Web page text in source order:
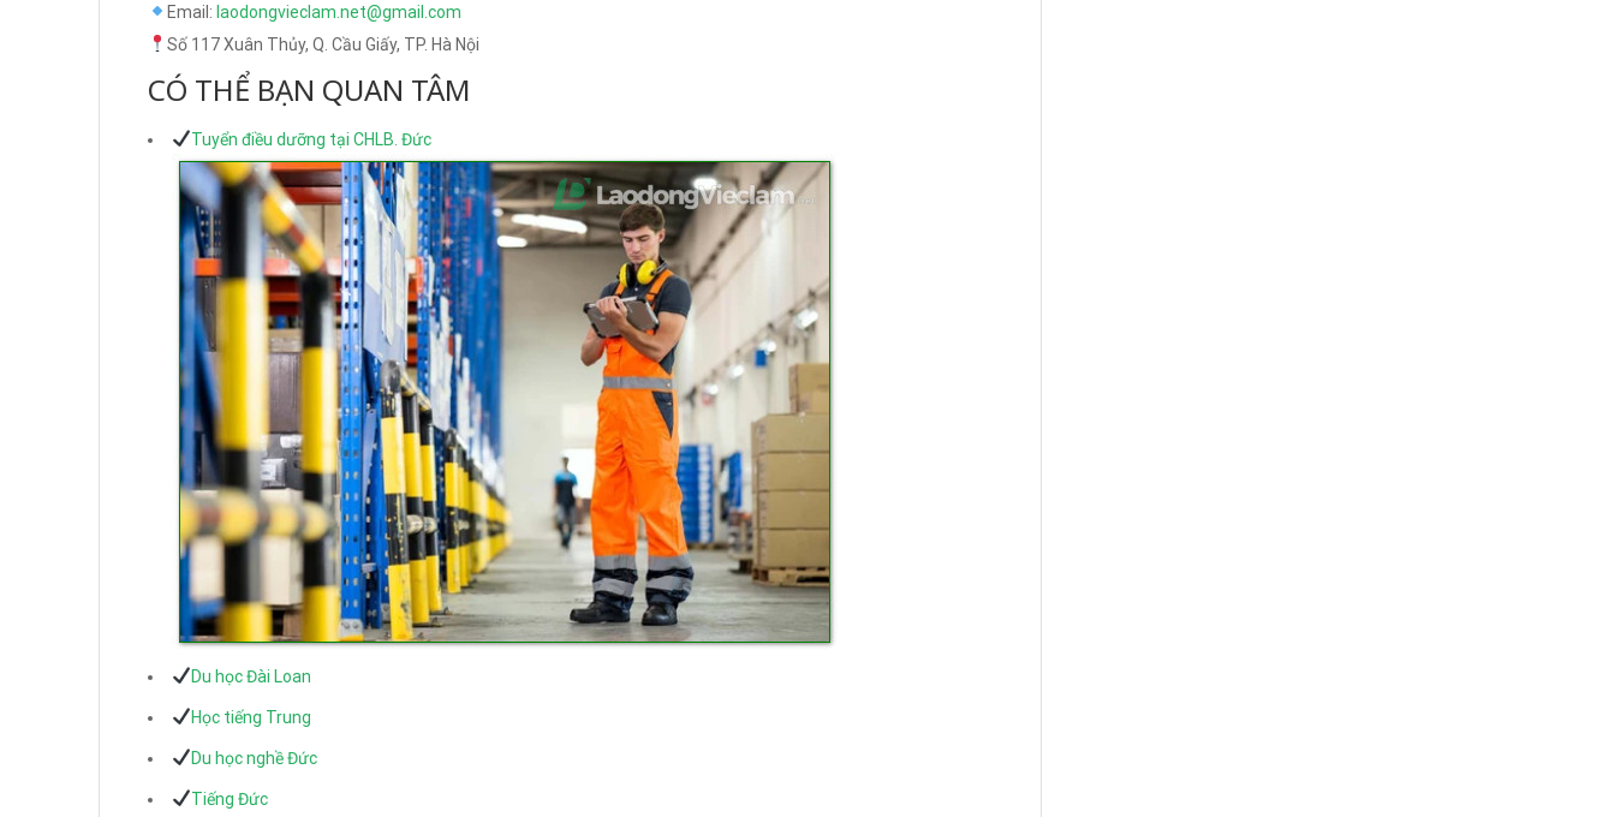
Email: laodongvieclam.net@gmail.com
Số 117 Xuân Thủy, Q. Cầu Giấy, TP. Hà Nội
CÓ THỂ BẠN QUAN TÂM
Tuyển điều dưỡng tại CHLB. Đức
Du học Đài Loan
Học tiếng Trung
Du học nghề Đức
Tiếng Đức